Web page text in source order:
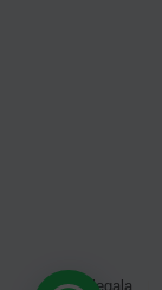
Ohar legala